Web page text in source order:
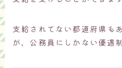
支給されてない都道府県も
が、公務員にしかない優遇